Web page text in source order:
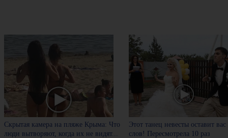
Скрытая камера на пляже Крыма: Что
люди вытворяют, когда их не видят...
Этот танец невесты оставит вас
слов! Пересмотрела 10 раз